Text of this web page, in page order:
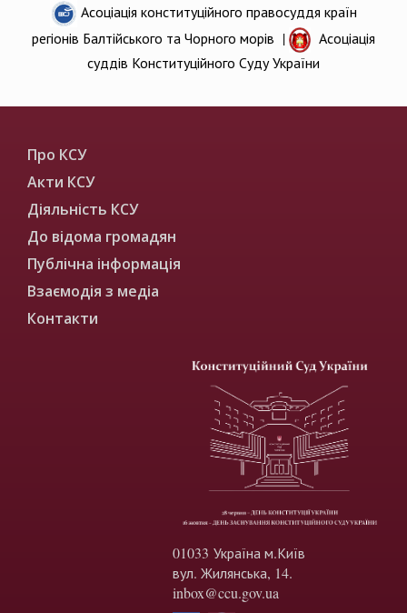
Асоціація конституційного правосуддя країн
регіонів Балтійського та Чорного морів |
Асоціація
суддів Конституційного Суду України
Про КСУ
Акти КСУ
Діяльність КСУ
До відома громадян
Публічна інформація
Взаємодія з медіа
Контакти
01033 Україна м.Київ
вул. Жилянська, 14.
inbox@ccu.gov.ua